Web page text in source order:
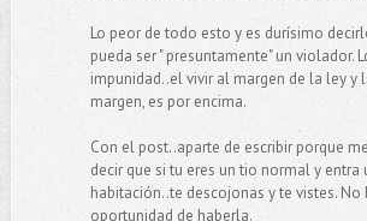
Lo peor de todo esto y es durísimo
pueda ser " presuntamente" un violador.
impunidad..el vivir al margen de la ley y
margen, es por encima.
Con el post..aparte de escribir porque
decir que si tu eres un tio normal y entra
habitación..te descojonas y te vistes. No
oportunidad de haberla.